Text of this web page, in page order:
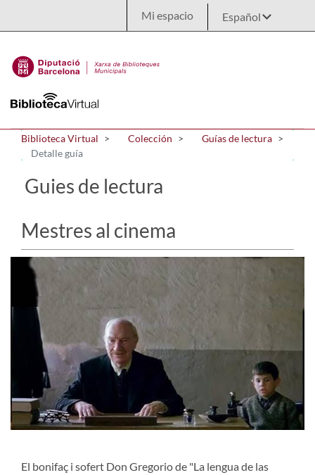
Mi espacio
Biblioteca Virtual Colección
Guías de lectura
Detalle guía
Guies de lectura
Mestres al cinema
El bonifaç i sofert Don Gregorio de "La lengua de las